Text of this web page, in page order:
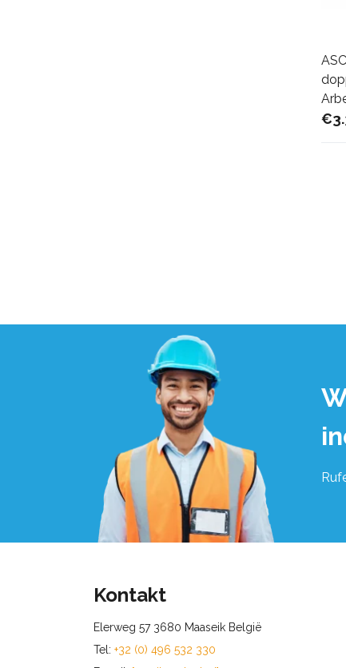
Kontakt
Elerweg 57 3680 Maaseik België
Tel: +32 (0) 496 532 330